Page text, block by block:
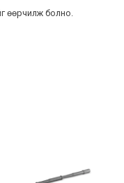
өөрчилж болно.